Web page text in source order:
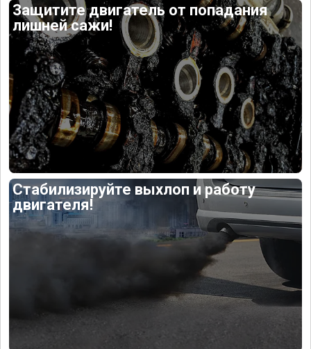
Защитите двигатель от попадания
лишней сажи!
Стабилизируйте выхлоп и работу
двигателя!